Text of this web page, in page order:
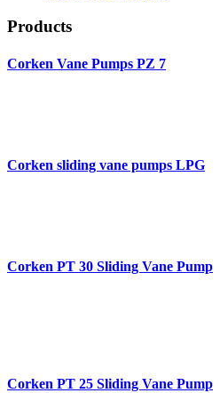
Products
Corken Vane Pumps PZ 7
Corken sliding vane pumps LPG
Corken PT 30 Sliding Vane Pump
Corken PT 25 Sliding Vane Pump